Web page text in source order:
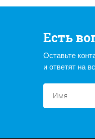
Есть
Оставьте
и ответят на